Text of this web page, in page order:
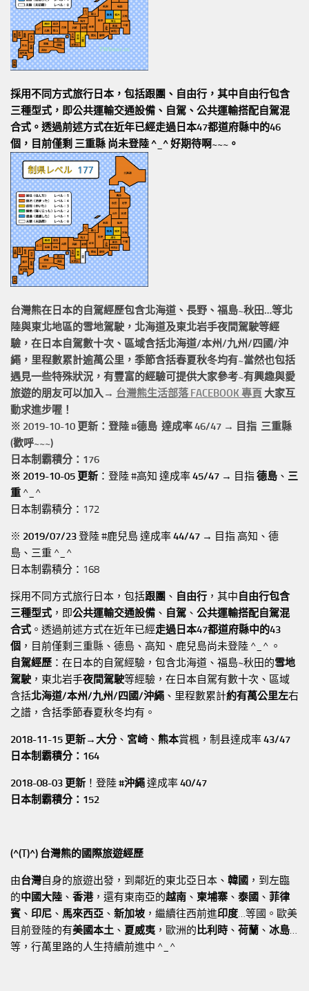
採用不同方式旅行日本，包括跟團、自由行，其中自由行包含
三種型式，即公共運輸交通設備、自駕、公共運輸搭配自駕混
合式。透過前述方式在近年已經走過日本47都道府縣中的46
個，目前僅剩 三重縣 尚未登陸 ^_^ 好期待啊~~~。
台灣熊在日本的自駕經歷包含北海道、長野、福島~秋田…等北
陸與東北地區的雪地駕駛 ，北海道及東北岩手夜間駕駛等經
驗，在日本自駕數十次、區域含括北海道/本州/九州/四國/沖
繩， 里程數累計逾萬公里 ，季節含括春夏秋冬均有~當然也包括
遇見一些特殊狀況，有豐富的經驗可提供大家參考~有興趣與愛
旅遊的朋友可以加入→ 台灣熊生活部落 FACEBOOK 專頁 大家互
動求進步喔！
※ 2019-10-10 更新：登陸 #德島 達成率 46/47 → 目指 三重縣
(歡呼~~~)
日本制霸積分：176
※ 2019-10-05 更新 ：登陸 #高知 達成率45/47 → 目指德島 、 三
重 ^_^
日本制霸積分：172
※ 2019/07/23登陸 #鹿兒島 達成率44/47 → 目指 高知、德
島、三重 ^_^
日本制霸積分：168
採用不同方式旅行日本，包括跟團 、 自由行 ，其中自由行包含
三種型式 ，即公共運輸交通設備 、 自駕 、 公共運輸搭配自駕混
合式 。透過前述方式在近年已經走過日本47都道府縣中的43
個 ，目前僅剩三重縣、德島、高知、鹿兒島尚未登陸 ^_^ 。
自駕經歷 ：在日本的自駕經驗，包含北海道、福島~秋田的雪地
駕駛 ，東北岩手夜間駕駛等經驗，在日本自駕有數十次、區域
含括北海道/本州/九州/四國/沖繩 、里程數累計約有萬公里左右
之譜，含括季節春夏秋冬均有。
2018-11-15 更新→ 大分、 宮崎 、 熊本賞楓，制县達成率43/47
日本制霸積分：164
2018-08-03 更新 ！登陸#沖繩達成率40/47
日本制霸積分：152
(^(T)^) 台灣熊的國際旅遊經歷
由台灣自身的旅遊出發，到鄰近的東北亞日本、 韓國 ，到左臨
的中國大陸 、 香港，還有東南亞的越南 、 柬埔寨 、 泰國 、 菲律
賓 、 印尼 、 馬來西亞 、 新加坡 ，繼續往西前進印度…等國。歐美
目前登陸的有美國本土 、 夏威夷 ，歐洲的比利時 、 荷蘭 、 冰島…
等，行萬里路的人生持續前進中 ^_^